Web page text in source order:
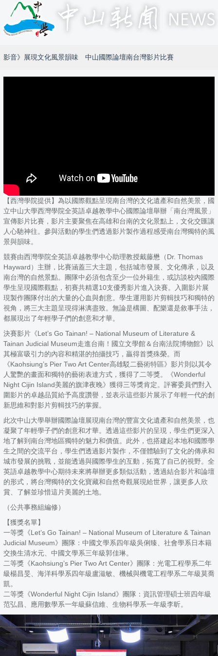
影音》展現文化風景韻味 中山國際論壇南台灣影片比賽
【西灣學院提供】為以國際觀點呈現南台灣的文化遺產和自然美景，國
立中山大學西灣學院全英語卓越教學中心國際論壇舉辦「南台灣風景」
宣傳影片比賽，影片主要聚焦在高雄和台南的文化景點上，文化交匯讓
人心馳神往。參與活動的學生們透過影片製作過程感受南台灣獨特的風
景與韻味。
競賽由西灣學院全英語卓越教學中心助理教授戴藤懋（Dr. Thomas
Hayward）主辦，比賽涵蓋三大主題，包括城市發展、文化傳承，以及
南台灣的自然景點。團隊中必須包含至少一位外籍生，或訪談校內國際
學生呈現國際觀點，初賽共精選10支優秀影片進入決賽。入圍影片展
現製作團隊付出的大量的心血與創意。學生運用影片剪輯技巧和獨特的
視角，將三大主題呈現得淋漓盡致。無論是構圖、配樂還是敘事手法，
都展現出了年輕學子們的創意和才華。
決賽影片《Let’s Go Tainan! – National Museum of Literature &
Tainan Judicial Museum走進台南！國立文學館＆台南法院博物館》以
其極富吸引力的內容和精湛的拍攝技巧，贏得首獎殊榮。而
《Kaohsiung’s Pier Two Art Center高雄駁二藝術特區》影片則以其令
人驚艷的畫面和獨特的藝術表達方式，獲得了二等獎。《Wonderful
Night Cijin Island美麗的旗津夜晚》獲得三等獎肯定。評審委員們對入
圍影片的卓越品質給予高度讚譽，並表示這些影片展示了年輕一代的創
新思維和對影片剪輯技巧的掌握。
此次中山大學舉辦國際論壇展現南台灣的豐富文化遺產和自然美景，也
凝聚了年輕學子們的創意和才華。透過這些影片的呈現，學生們更深入
地了解到南台灣地區獨特的魅力和價值。此外，也搭建起本地和國際學
生之間的交流平台，學生們透過影片製作，不僅體驗到了文化的傳承和
城市發展的挑戰，並能透過與國際學生的互動，拓寬了自己的視野。全
英語卓越教學中心期待未來將舉辦更多類似活動，透過結合影片和論壇
的形式，將台灣獨特的文化寶藏和自然奇觀展現給世界，讓更多人欣
賞、了解並珍惜這片美麗的土地。
（公共事務組編修）
【獲獎名單】
一等獎《Let’s Go Tainan! – National Museum of Literature & Tainan
Judicial Museum》團隊：中國文學系四年級吳俐臻、社會學系日本籍
交換生清水元、中國文學系三年級郭佳琳。
二等獎《Kaohsiung’s Pier Two Art Center》團隊：光電工程學系二年
級楊昌旻、海洋科學系四年級盧滋敏、機械與機電工程學系二年級莫喬
凱。
二等獎《Wonderful Night Cijin Island》團隊：資訊管理碩士班四年級
范弘昌、應用數學系一年級蘇信維、生物科學系一年級李昕。